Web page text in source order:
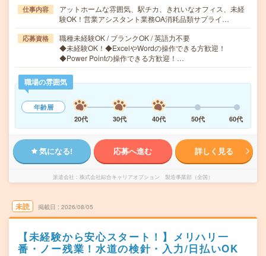
仕事内容
アットホームな雰囲気、駅チカ、きれいなオフィス、未経
験OK！営業アシスタント業務OA消耗品類サプライ…
応募資格
職種未経験OK / ブランクOK / 英語力不要
◆未経験OK！◆ExcelやWordの操作できる方歓迎！
◆Power Pointの操作できる方歓迎！…
職場の雰囲気
年齢層
20代
30代 40代 50代 60代
気になる! 応募へ進む 詳しく見る
派遣会社 株式会社綜合キャリアオプション 製造事業部（全国）
未読 掲載日 2026/08/05
【未経験から安心スタート！】メリハリ一
番・ノー残業！水道の検針・入力/日払いOK